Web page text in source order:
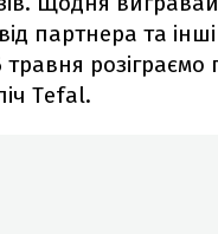
партнера та
розіграємо
Tefal.